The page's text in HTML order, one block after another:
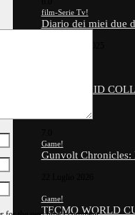
film-Serie Tv!
Diario dei miei due
SOCCER KID
2 Agosto 2026
Game!
Gunvolt
Game!
TECMO WORLD